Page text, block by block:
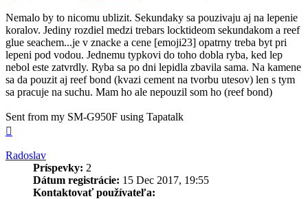
Nemalo by to nicomu ublizit. Sekundaky sa pouzivaju aj na lepenie
koralov. Jediny rozdiel medzi trebars locktideom sekundakom a reef
glue seachem...je v znacke a cene [emoji23] opatrny treba byt pri
lepeni pod vodou. Jednemu typkovi do toho dobla ryba, ked lep
nebol este zatvrdly. Ryba sa po dni lepidla zbavila sama. Na kamene
sa da pouzit aj reef bond (kvazi cement na tvorbu utesov) len s tym
sa pracuje na suchu. Mam ho ale nepouzil som ho (reef bond)
Sent from my SM-G950F using Tapatalk
Radoslav
Príspevky: 2
Dátum registrácie: 15 Dec 2017, 19:55
Kontaktovať používateľa: